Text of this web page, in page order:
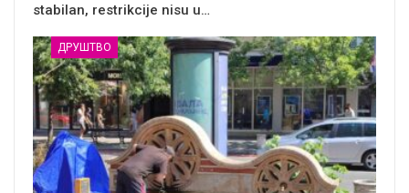
stabilan, restrikcije nisu u…
ДРУШТВО